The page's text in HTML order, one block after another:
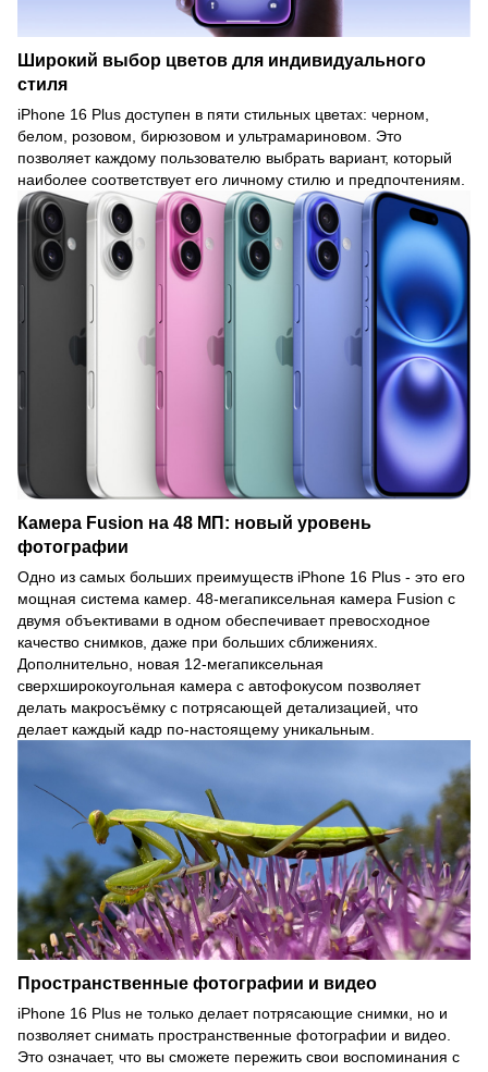
Широкий выбор цветов для индивидуального
стиля
iPhone 16 Plus доступен в пяти стильных цветах: черном,
белом, розовом, бирюзовом и ультрамариновом. Это
позволяет каждому пользователю выбрать вариант, который
наиболее соответствует его личному стилю и предпочтениям.
Камера Fusion на 48 МП: новый уровень
фотографии
Одно из самых больших преимуществ iPhone 16 Plus - это его
мощная система камер. 48-мегапиксельная камера Fusion с
двумя объективами в одном обеспечивает превосходное
качество снимков, даже при больших сближениях.
Дополнительно, новая 12-мегапиксельная
сверхширокоугольная камера с автофокусом позволяет
делать макросъёмку с потрясающей детализацией, что
делает каждый кадр по-настоящему уникальным.
Пространственные фотографии и видео
iPhone 16 Plus не только делает потрясающие снимки, но и
позволяет снимать пространственные фотографии и видео.
Это означает, что вы сможете пережить свои воспоминания с